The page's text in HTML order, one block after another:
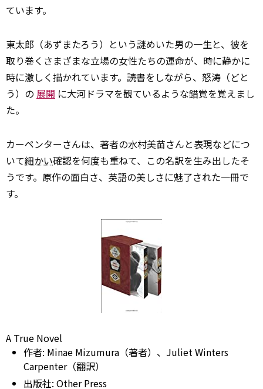
ています。
東太郎（あずまたろう）という謎めいた男の一生と、彼を
取り巻くさまざまな立場の女性たちの運命が、時に静かに
時に激しく描かれています。読書をしながら、怒涛（どと
う）の 展開 に大河ドラマを観ているような錯覚を覚えまし
た。
カーペンターさんは、著者の水村美苗さんと表現などにつ
いて細かい確認を何度も重ねて、この名訳を生み出したそ
うです。原作の面白さ、英語の美しさに魅了された一冊で
す。
A True Novel
作者: Minae Mizumura（著者）、Juliet Winters
Carpenter（翻訳）
出版社: OtherPress